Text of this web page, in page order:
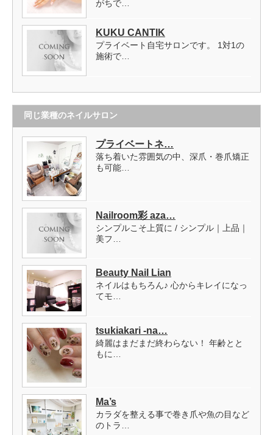
がちで…
KUKU CANTIK
プライベート自宅サロンです。 1対1の
施術で…
同じ業種のネイルサロン
プライベートネ…
落ち着いた雰囲気の中、深爪・巻爪矯正
も可能…
Nailroom彩 aza…
シンプルこそ上質に / シンプル｜上品｜
美フ…
Beauty Nail Lian
ネイルはもちろん♪ 心からキレイになっ
てモ…
tsukiakari -na…
綺麗はまだまだ終わらない！ 年齢とと
もに…
Ma’s
カラダを整える事で巻き爪や魚の目など
のトラ…